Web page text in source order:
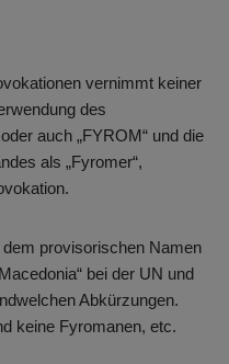
vernimmt keiner
des
auch „FYROM“ und die
als „Fyromer“,
provisorischen Namen
bei der UN und
Abkürzungen.
keine Fyromanen, etc.